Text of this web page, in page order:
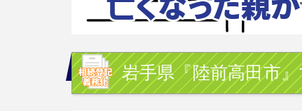
岩手県『陸前高田市